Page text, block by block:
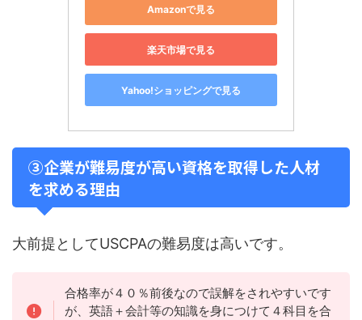
Amazonで見る
楽天市場で見る
Yahoo!ショッピングで見る
③企業が難易度が高い資格を取得した人材
を求める理由
大前提としてUSCPAの難易度は高いです。
合格率が４０％前後なので誤解をされやすいです
が、英語＋会計等の知識を身につけて４科目を合